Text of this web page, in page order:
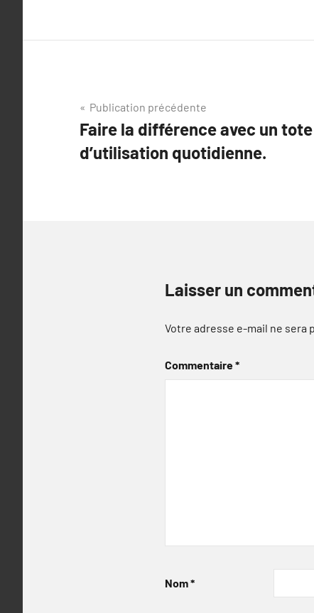
Navigation
de
l’article
Publication précédente
Faire la différence avec un
d’utilisation quotidienne.
Laisser un
Votre adresse e-mail ne sera
Commentaire*
Nom*